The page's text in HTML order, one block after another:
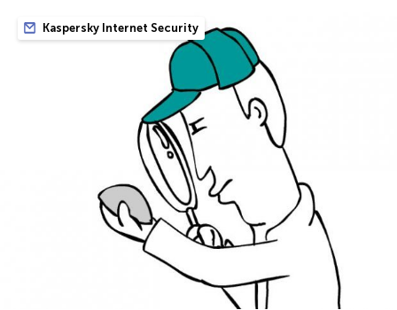
Kaspersky Internet Security